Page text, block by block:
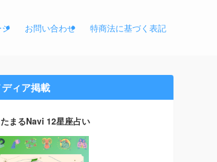
お問い合わせ 特商法に基づく表記
ィア掲載
まるNavi 12星座占い